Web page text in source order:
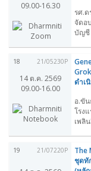
09.00-16.30
รศ.ด
จัดอ
บัญชี
18 21/05230P
14 ต.ค. 2569
09.00-16.00
ดำเ
อ.ขั
โรง
เพลิ
19 21/07220P
The
ชุดทั